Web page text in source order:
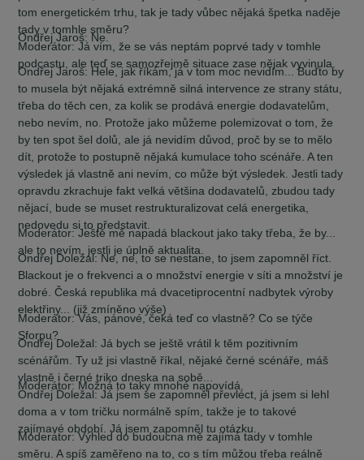
tom energetickém trhu, tak je tady vůbec nějaká špetka naděje
tady v tomhle směru?
Ondřej Jaroš: Ne.
Moderátor: Já vím, že se vás neptám poprvé tady v tomhle
podcastu, ale teď se samozřejmě situace zase nějak vyvinula.
Ondřej Jaroš: Hele, jak říkám, já v tom moc nevidím... Buďto by
to musela být nějaká extrémně silná intervence ze strany státu,
třeba do těch cen, za kolik se prodává energie dodavatelům,
nebo nevím, no. Protože jako můžeme polemizovat o tom, že
by ten spot šel dolů, ale já nevidím důvod, proč by se to mělo
dít, protože to postupně nějaká kumulace toho scénáře. A ten
výsledek já vlastně ani nevím, co může být výsledek. Jestli tady
opravdu zkrachuje fakt velká většina dodavatelů, zbudou tady
nějací, bude se muset restrukturalizovat celá energetika,
nedovedu si to představit.
Moderátor:Ještě mě napadá blackout jako taky třeba, že by...
ale to nevím, jestli je úplně aktualita.
Ondřej Doležal:Ne, ne, to se nestane, to jsem zapomněl říct.
Blackout je o frekvenci a o množství energie v síti a množství je
dobré. Česká republika má dvacetiprocentní nadbytek výroby
elektřiny... (již zmíněno výše)
Moderátor:Vás, pánové, čeká teď co vlastně? Co se týče
Sforpu?
Ondřej Doležal: Já bych se ještě vrátil k těm pozitivním
scénářům. Ty už jsi vlastně říkal, nějaké černé scénáře, máš
vlastně i černé triko dneska na sobě...
Moderátor:Možná to taky mnohé napovídá.
Ondřej Doležal:Já jsem se zapomněl převléct, já jsem si lehl
doma a v tom tričku normálně spím, takže je to takové
zajímavé období. Já jsem zapomněl tu otázku.
Moderátor:Výhled do budoucna mě zajímá tady v tomhle
směru. A spíš zaměřeno na to, co s tím můžou třeba reálně